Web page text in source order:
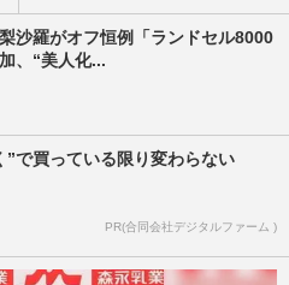
沙羅がオフ恒例「ランドセル8000
、“美人化...
”で買っている限り変わらない
PR(合同会社デジタルファーム )